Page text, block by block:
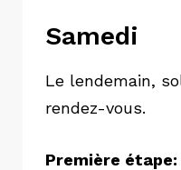
Samedi
Le lendemain,
rendez-vous.
Première